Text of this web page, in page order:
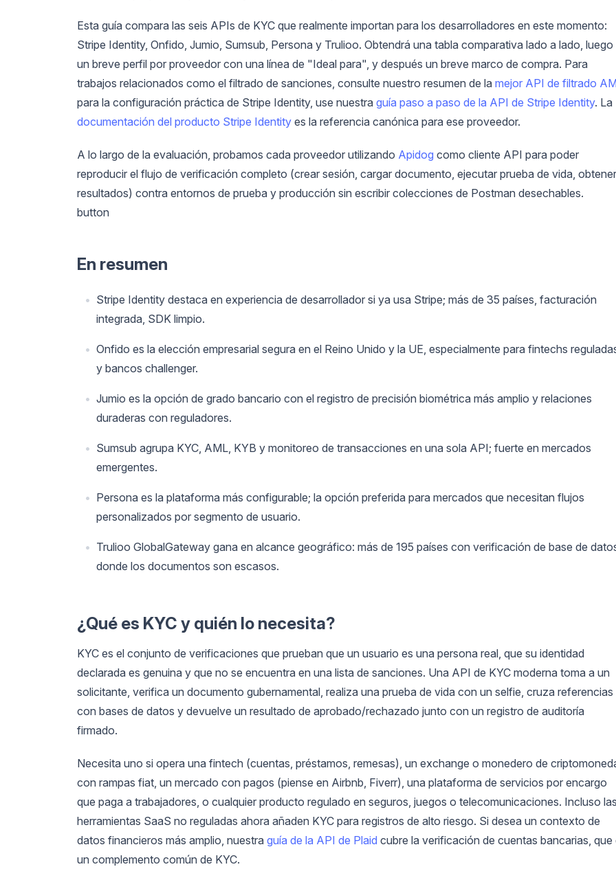
Esta guía compara las seis APIs de KYC que realmente importan para los desarrolladores en este momento:
Stripe Identity, Onfido, Jumio, Sumsub, Persona y Trulioo. Obtendrá una tabla comparativa lado a lado, luego
un breve perfil por proveedor con una línea de "Ideal para", y después un breve marco de compra. Para
trabajos relacionados como el filtrado de sanciones, consulte nuestro resumen de la mejor API de filtrado
para la configuración práctica de Stripe Identity, use nuestra guía paso a paso de la API de Stripe Identity. La
documentación del producto Stripe Identity es la referencia canónica para ese proveedor.
A lo largo de la evaluación, probamos cada proveedor utilizando Apidog como cliente API para poder
reproducir el flujo de verificación completo (crear sesión, cargar documento, ejecutar prueba de vida, obtener
resultados) contra entornos de prueba y producción sin escribir colecciones de Postman desechables.
button
En resumen
Stripe Identity destaca en experiencia de desarrollador si ya usa Stripe; más de 35 países, facturación
integrada, SDK limpio.
Onfido es la elección empresarial segura en el Reino Unido y la UE, especialmente para fintechs
y bancos challenger.
Jumio es la opción de grado bancario con el registro de precisión biométrica más amplio y relaciones
duraderas con reguladores.
Sumsub agrupa KYC, AML, KYB y monitoreo de transacciones en una sola API; fuerte en mercados
emergentes.
Persona es la plataforma más configurable; la opción preferida para mercados que necesitan flujos
personalizados por segmento de usuario.
Trulioo GlobalGateway gana en alcance geográfico: más de 195 países con verificación de base de
donde los documentos son escasos.
¿Qué es KYC y quién lo necesita?
KYC es el conjunto de verificaciones que prueban que un usuario es una persona real, que su identidad
declarada es genuina y que no se encuentra en una lista de sanciones. Una API de KYC moderna toma a un
solicitante, verifica un documento gubernamental, realiza una prueba de vida con un selfie, cruza referencias
con bases de datos y devuelve un resultado de aprobado/rechazado junto con un registro de auditoría
firmado.
Necesita uno si opera una fintech (cuentas, préstamos, remesas), un exchange o monedero de
con rampas fiat, un mercado con pagos (piense en Airbnb, Fiverr), una plataforma de servicios por encargo
que paga a trabajadores, o cualquier producto regulado en seguros, juegos o telecomunicaciones. Incluso las
herramientas SaaS no reguladas ahora añaden KYC para registros de alto riesgo. Si desea un contexto de
datos financieros más amplio, nuestra guía de la API de Plaid cubre la verificación de cuentas bancarias, que
un complemento común de KYC.